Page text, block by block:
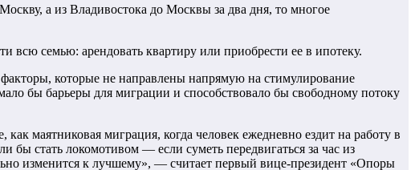
а из Владивостока до Москвы за два дня, то многое
всю семью: арендовать квартиру или приобрести ее в ипотеку.
которые не направлены напрямую на стимулирование
бы барьеры для миграции и способствовало бы свободному потоку
маятниковая миграция, когда человек ежедневно ездит на работу в
стать локомотивом — если суметь передвигаться за час из
изменится к лучшему», — считает первый вице-президент «Опоры